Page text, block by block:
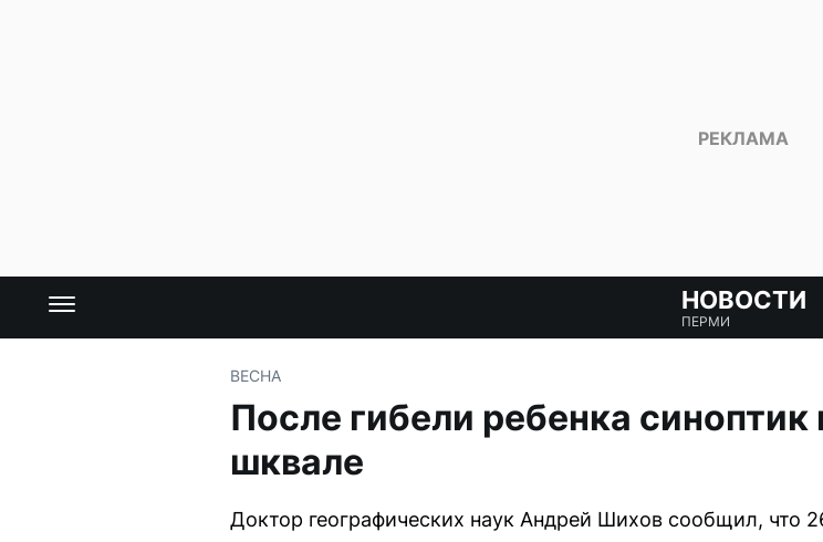
НОВОСТИ
ПЕРМИ
ВЕСНА
После гибели ребенка
шквале
Доктор географических наук Андрей Шихов сообщил, что